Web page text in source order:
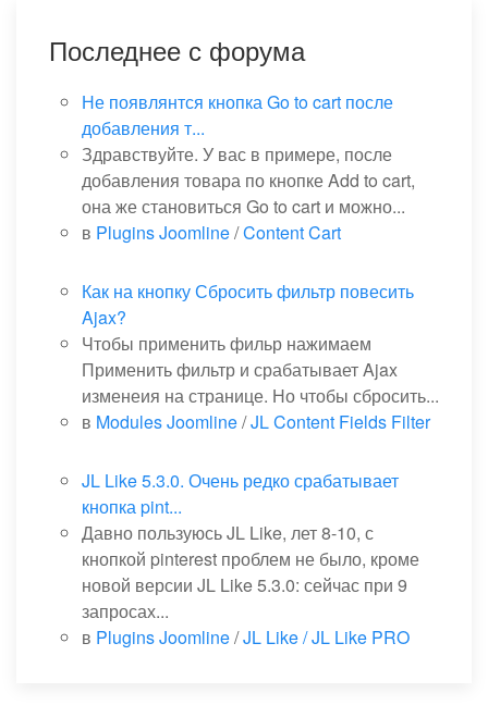
Последнее с форума
Не появлянтся кнопка Go to cart после
добавления т...
Здравствуйте. У вас в примере, после
добавления товара по кнопке Add to cart,
она же становиться Go to cart и можно...
в Plugins Joomline/Content Cart
Как на кнопку Сбросить фильтр повесить
Ajax?
Чтобы применить фильр нажимаем
Применить фильтр и срабатывает Ajax
изменеия на странице. Но чтобы сбросить...
в Modules Joomline/JL Content Fields Filter
JL Like 5.3.0. Очень редко срабатывает
кнопка pint...
Давно пользуюсь JL Like, лет 8-10, с
кнопкой pinterest проблем не было, кроме
новой версии JL Like 5.3.0: сейчас при 9
запросах...
в Plugins Joomline/JL Like / JL Like PRO